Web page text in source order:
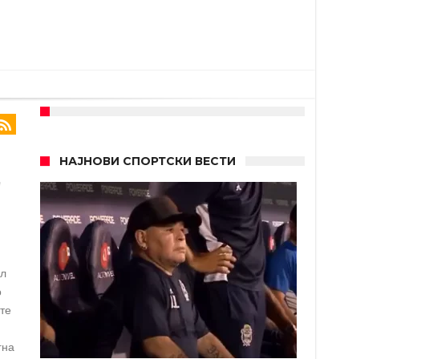
задоволи Германците?
НАЈНОВИ СПОРТСКИ ВЕСТИ